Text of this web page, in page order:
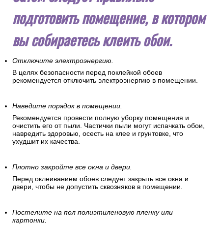
помощью валика. Избегайте попадания брызг грунтовки на
потолок и пол. Рекомендуется выбирать грунтовку
глубокого проникновения.
Затем следует правильно
подготовить помещение, в котором
Отключите электроэнергию.
В целях безопасности перед поклейкой обоев
рекомендуется отключить электроэнергию в помещении.
Рекомендуется провести полную уборку помещения и
очистить его от пыли. Частички пыли могут испачкать обои,
навредить здоровью, осесть на клее и грунтовке, что
Плотно закройте все окна и двери.